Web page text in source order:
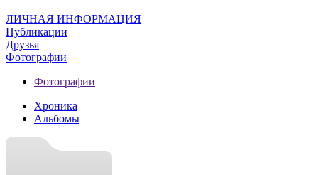
ЛИЧНАЯ ИНФОРМАЦИЯ
Публикации
Друзья
Фотографии
Фотографии
Хроника
Альбомы